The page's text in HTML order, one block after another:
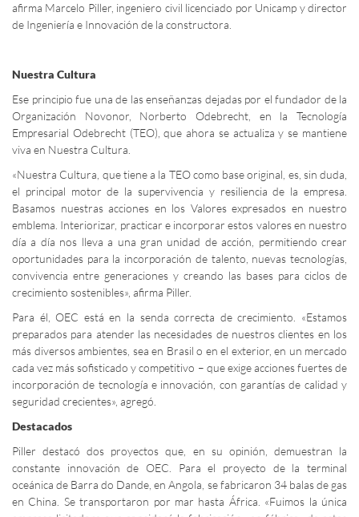
afirma Marcelo Piller, ingeniero civil licenciado por Unicamp y director
de Ingeniería e Innovación de la constructora.
Nuestra Cultura
Ese principio fue una de las enseñanzas dejadas por el fundador de la
Organización Novonor, Norberto Odebrecht, en la Tecnología
Empresarial Odebrecht (TEO), que ahora se actualiza y se mantiene
viva en Nuestra Cultura.
«Nuestra Cultura, que tiene a la TEO como base original, es, sin duda,
el principal motor de la supervivencia y resiliencia de la empresa.
Basamos nuestras acciones en los Valores expresados en nuestro
emblema. Interiorizar, practicar e incorporar estos valores en nuestro
día a día nos lleva a una gran unidad de acción, permitiendo crear
oportunidades para la incorporación de talento, nuevas tecnologías,
convivencia entre generaciones y creando las bases para ciclos de
crecimiento sostenibles», afirma Piller.
Para él, OEC está en la senda correcta de crecimiento. «Estamos
preparados para atender las necesidades de nuestros clientes en los
más diversos ambientes, sea en Brasil o en el exterior, en un mercado
cada vez más sofisticado y competitivo – que exige acciones fuertes de
incorporación de tecnología e innovación, con garantías de calidad y
seguridad crecientes», agregó.
Destacados
Piller destacó dos proyectos que, en su opinión, demuestran la
constante innovación de OEC. Para el proyecto de la terminal
oceánica de Barra do Dande, en Angola, se fabricaron 34 balas de gas
en China. Se transportaron por mar hasta África. «Fuimos la única